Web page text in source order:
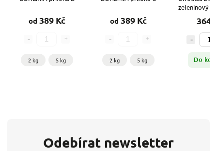
od 389 Kč
2 kg 5 kg
od 389 Kč
2 kg 5 kg
zeleninový
364
Do
Odebírat newsletter